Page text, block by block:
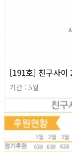
[191호] 친구사이
기간 : 5월